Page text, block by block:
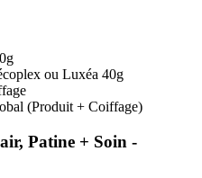
ou Luxéa 40g
(Produit + Coiffage)
Patine + Soin -